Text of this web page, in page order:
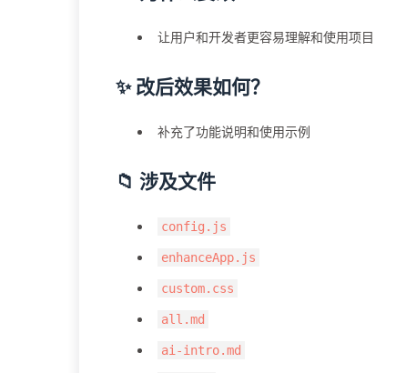
让用户和开发者更容易理解和使用项目
✨ 改后效果如何？
补充了功能说明和使用示例
📁 涉及文件
config.js
enhanceApp.js
custom.css
all.md
ai-intro.md